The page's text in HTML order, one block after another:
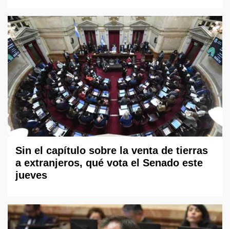
Sin el capítulo sobre la venta de tierras
a extranjeros, qué vota el Senado este
jueves